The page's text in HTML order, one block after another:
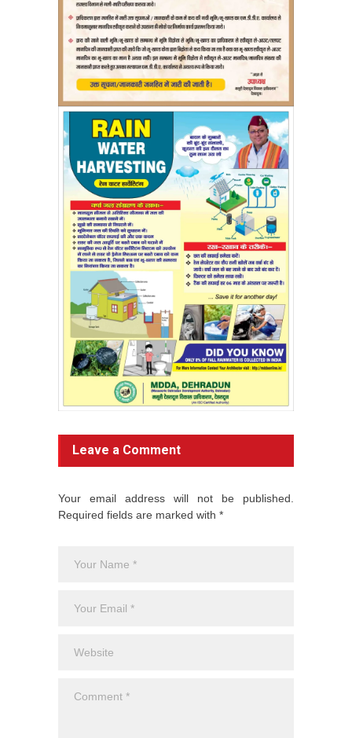
Leave a Comment
Your email address will not be published.
Required fields are marked with *